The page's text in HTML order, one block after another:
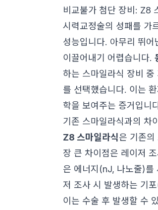
비교불가 첨단 장비: Z8
시력교정술의 성패를 가
성능입니다. 아무리 뛰
이끌어내기 어렵습니다.
하는 스마일라식 장비
를 선택했습니다. 이는
학을 보여주는 증거입니
기존 스마일라식과의 차
Z8 스마일라식은 기존의
장 큰 차이점은 레이저
은 에너지(nJ, 나노줄)를
저 조사 시 발생하는 기
이는 수술 후 발생할 수